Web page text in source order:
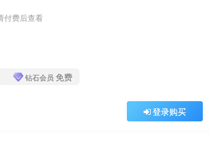
付费后查看
钻石会员 免费
登录购买